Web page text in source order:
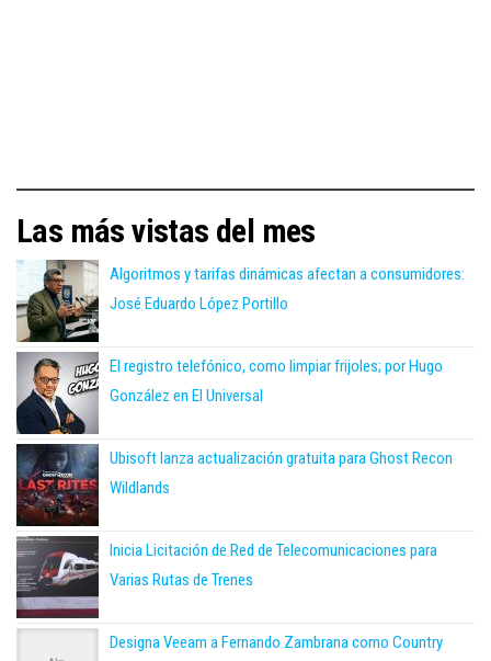
Las más vistas del mes
Algoritmos y tarifas dinámicas afectan a consumidores:
José Eduardo López Portillo
El registro telefónico, como limpiar frijoles; por Hugo
González en El Universal
Ubisoft lanza actualización gratuita para Ghost Recon
Wildlands
Inicia Licitación de Red de Telecomunicaciones para
Varias Rutas de Trenes
Designa Veeam a Fernando Zambrana como Country